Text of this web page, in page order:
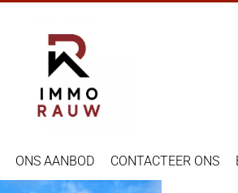
ONS AANBOD CONTACTEER ONS